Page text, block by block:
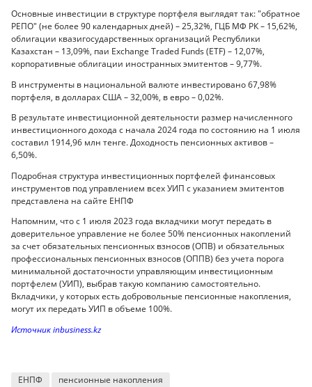
Основные инвестиции в структуре портфеля выглядят так: "обратное
РЕПО" (не более 90 календарных дней) – 25,32%, ГЦБ МФ РК – 15,62%,
облигации квазигосударственных организаций Республики
Казахстан – 13,09%, паи Exchange Traded Funds (ETF) – 12,07%,
корпоративные облигации иностранных эмитентов – 9,77%.
В инструменты в национальной валюте инвестировано 67,98%
портфеля, в долларах США – 32,00%, в евро – 0,02%.
В результате инвестиционной деятельности размер начисленного
инвестиционного дохода с начала 2024 года по состоянию на 1 июля
составил 1914,96 млн тенге. Доходность пенсионных активов –
6,50%.
Подробная структура инвестиционных портфелей финансовых
инструментов под управлением всех УИП с указанием эмитентов
представлена на сайте ЕНПФ
Напомним, что с 1 июля 2023 года вкладчики могут передать в
доверительное управление не более 50% пенсионных накоплений
за счет обязательных пенсионных взносов (ОПВ) и обязательных
профессиональных пенсионных взносов (ОППВ) без учета порога
минимальной достаточности управляющим инвестиционным
портфелем (УИП), выбрав такую компанию самостоятельно.
Вкладчики, у которых есть добровольные пенсионные накопления,
могут их передать УИП в объеме 100%.
Источник inbusiness.kz
ЕНПФ
пенсионные накопления